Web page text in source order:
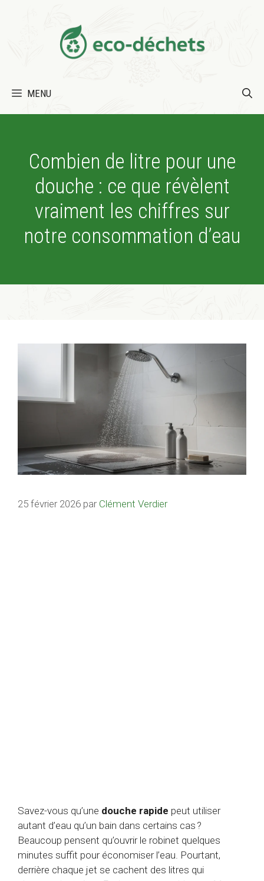
MENU
Combien de litre pour une
douche : ce que révèlent
vraiment les chiffres sur
notre consommation d’eau
25 février 2026 par Clément Verdier
Savez-vous qu’une douche rapide peut utiliser
autant d’eau qu’un bain dans certains cas ?
Beaucoup pensent qu’ouvrir le robinet quelques
minutes suffit pour économiser l’eau. Pourtant,
derrière chaque jet se cachent des litres qui